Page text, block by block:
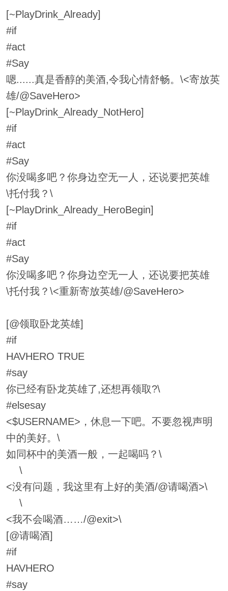
[~PlayDrink_Already]
#if
#act
#Say
嗯......真是香醇的美酒,令我心情舒畅。\<寄放英
雄/@SaveHero>
[~PlayDrink_Already_NotHero]
#if
#act
#Say
你没喝多吧？你身边空无一人，还说要把英雄
\托付我？\
[~PlayDrink_Already_HeroBegin]
#if
#act
#Say
你没喝多吧？你身边空无一人，还说要把英雄
\托付我？\<重新寄放英雄/@SaveHero>
[@领取卧龙英雄]
#if
HAVHERO TRUE
#say
你已经有卧龙英雄了,还想再领取?\
#elsesay
<$USERNAME>，休息一下吧。不要忽视声明
中的美好。\
如同杯中的美酒一般，一起喝吗？\
\
<没有问题，我这里有上好的美酒/@请喝酒>\
\
<我不会喝酒……/@exit>\
[@请喝酒]
#if
HAVHERO
#say